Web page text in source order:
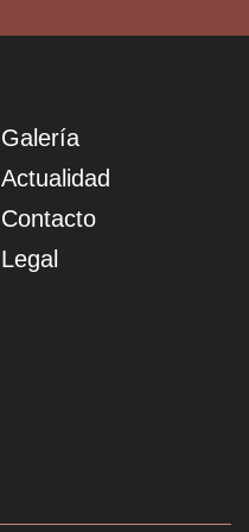
Galería
Actualidad
Contacto
Legal